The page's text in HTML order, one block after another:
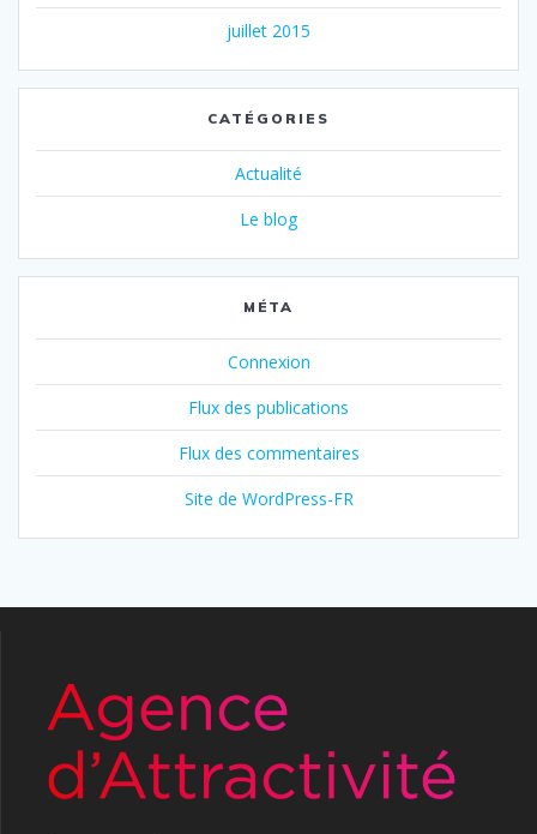
juillet 2015
CATÉGORIES
Actualité
Le blog
MÉTA
Connexion
Flux des publications
Flux des commentaires
Site de WordPress-FR